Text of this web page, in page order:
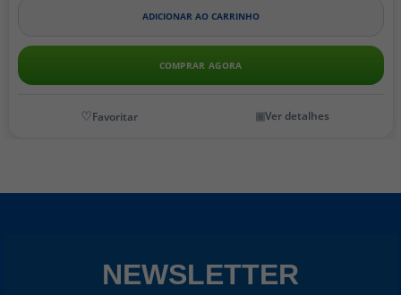
ADICIONAR AO CARRINHO
COMPRAR AGORA
Ver detalhes
NEWSLETTER